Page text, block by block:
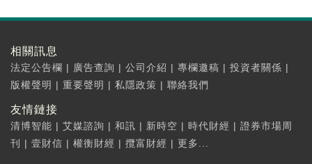
相關訊息
法定公告欄 | 廣告查詢 | 公司介紹 | 專欄邀稿 | 投資者關係 |
版權聲明 | 重要聲明 | 私隱政策 | 聯絡我們
友情鏈接
清博智能 | 艾媒諮詢 | 和訊 | 新時空 | 時代財經 | 證券市場周
刊
| 壹財信 | 權衡財經 | 攬富財經 | 更多...